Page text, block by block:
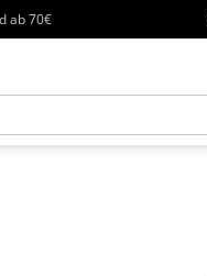
ab 70€